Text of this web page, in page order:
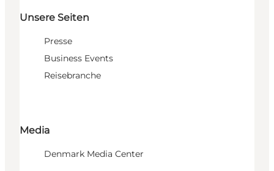
Unsere Seiten
Presse
Business Events
Reisebranche
Media
Denmark Media Center